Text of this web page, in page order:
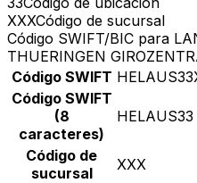
XXXCódigo de sucursal
Código SWIFT/BIC para
THUERINGEN
Código SWIFT
Código SWIFT
(8
caracteres)
HELAUS33
Código de
sucursal
XXX